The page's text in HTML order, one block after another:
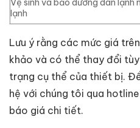
Vệ sinh và bảo dưỡng dàn lạnh
lạnh
Lưu ý rằng các mức giá
khảo và có thể thay đổi
trạng cụ thể của thiết bị.
hệ với chúng tôi qua hotline
báo giá chi tiết.